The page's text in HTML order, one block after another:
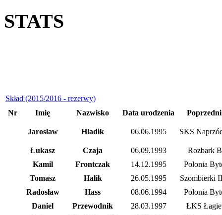
STATS
Skład (2015/2016 - rezerwy)
Nr
Imię Nazwisko Data urodzenia
Jarosław Hladik 06.06.1995 SKS
Łukasz Czaja 06.09.1993
Rozbark
Kamil
Frontczak 14.12.1995
Polonia
Tomasz
Halik 26.05.1995
Szombierki
Radosław
Hass 08.06.1994
Polonia
Daniel
Przewodnik 28.03.1997
ŁKS